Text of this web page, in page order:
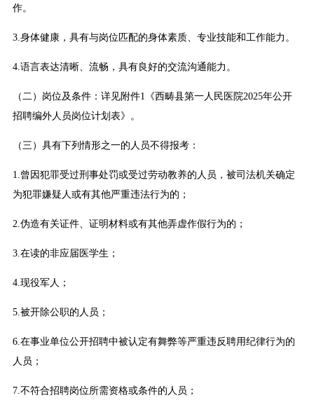
作。
3.身体健康，具有与岗位匹配的身体素质、专业技能和工作能力。
4.语言表达清晰、流畅，具有良好的交流沟通能力。
（二）岗位及条件：详见附件1《西畴县第一人民医院2025年公开
招聘编外人员岗位计划表》。
（三）具有下列情形之一的人员不得报考：
1.曾因犯罪受过刑事处罚或受过劳动教养的人员，被司法机关确定
为犯罪嫌疑人或有其他严重违法行为的；
2.伪造有关证件、证明材料或有其他弄虚作假行为的；
3.在读的非应届医学生；
4.现役军人；
5.被开除公职的人员；
6.在事业单位公开招聘中被认定有舞弊等严重违反聘用纪律行为的
人员；
7.不符合招聘岗位所需资格或条件的人员；